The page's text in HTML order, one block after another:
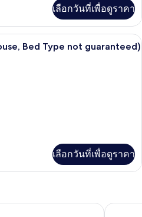
เลือกวันที่เพื่อดูราคา
ตู้นิรภัยในห้องพัก, ผ้าม่านกันแสง, เตา
Bed Type not guaranteed)
เลือกวันที่เพื่อดูราคา
โอคาชิมาชิ มินน์ อุเ